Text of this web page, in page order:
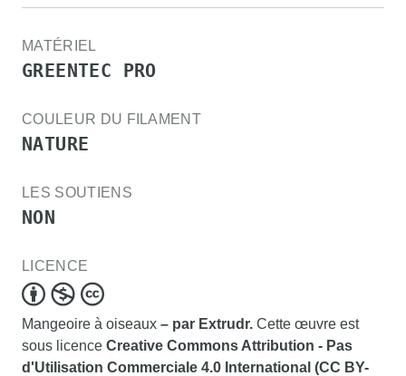
MATÉRIEL
GREENTEC PRO
COULEUR DU FILAMENT
NATURE
LES SOUTIENS
NON
LICENCE
Mangeoire à oiseaux – par Extrudr. Cette œuvre est
sous licence Creative Commons Attribution - Pas
d'Utilisation Commerciale 4.0 International (CC BY-